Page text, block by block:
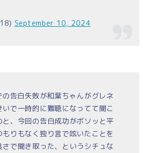
September 10, 2024
告白失敗が和葉ちゃんがグレネ
で一時的に難聴になってて聞こ
、今回の告白成功がボソッと平
りもなく独り言で呟いたことを
で聞き取った、というシチュな